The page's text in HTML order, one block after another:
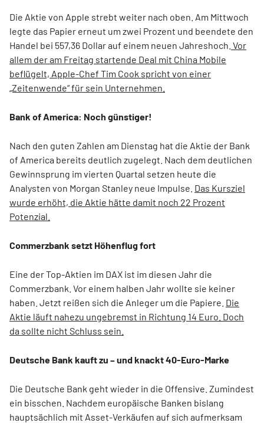
Die Aktie von Apple strebt weiter nach oben. Am Mittwoch
legte das Papier erneut um zwei Prozent und beendete den
Handel bei 557,36 Dollar auf einem neuen Jahreshoch. Vor
allem der am Freitag startende Deal mit China Mobile
beflügelt, Apple-Chef Tim Cook spricht von einer
„Zeitenwende“ für sein Unternehmen.
Bank of America: Noch günstiger!
Nach den guten Zahlen am Dienstag hat die Aktie der Bank
of America bereits deutlich zugelegt. Nach dem deutlichen
Gewinnsprung im vierten Quartal setzen heute die
Analysten von Morgan Stanley neue Impulse. Das Kursziel
wurde erhöht, die Aktie hätte damit noch 22 Prozent
Potenzial.
Commerzbank setzt Höhenflug fort
Eine der Top-Aktien im DAX ist im diesen Jahr die
Commerzbank. Vor einem halben Jahr wollte sie keiner
haben. Jetzt reißen sich die Anleger um die Papiere. Die
Aktie läuft nahezu ungebremst in Richtung 14 Euro. Doch
da sollte nicht Schluss sein.
Deutsche Bank kauft zu – und knackt 40-Euro-Marke
Die Deutsche Bank geht wieder in die Offensive. Zumindest
ein bisschen. Nachdem europäische Banken bislang
hauptsächlich mit Asset-Verkäufen auf sich aufmerksam